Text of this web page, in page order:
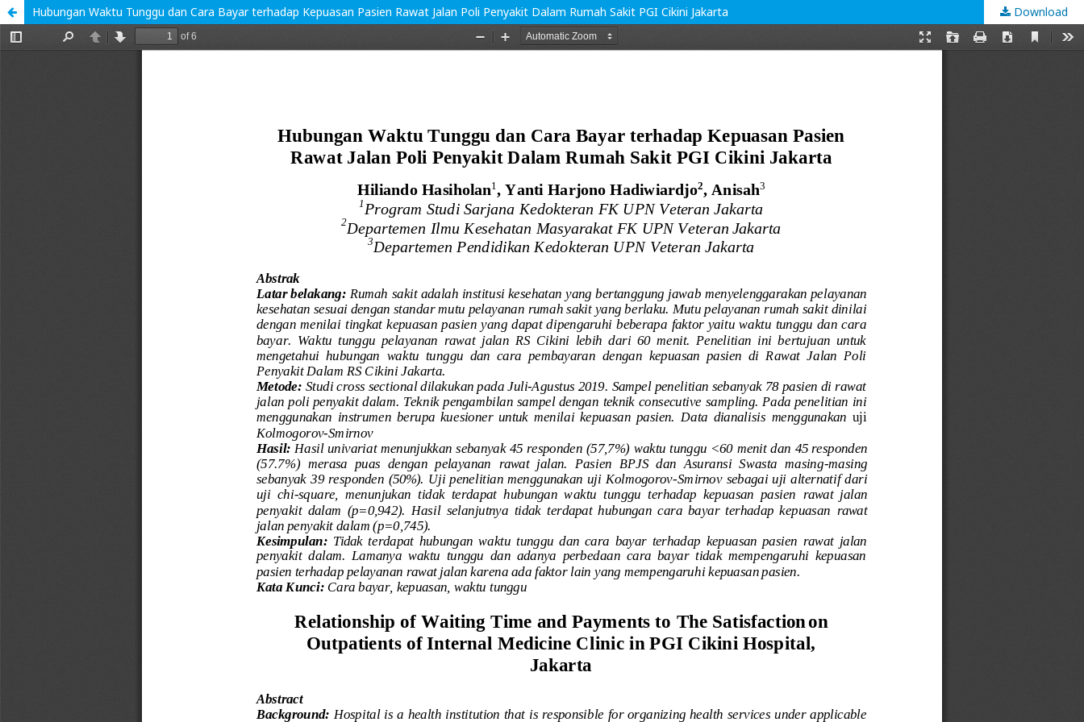
Hubungan Waktu Tunggu dan Cara Bayar terhadap Kepuasan Pasien Rawat Jalan Poli Penyakit Dalam Rumah Sakit PGI Cikini Jakarta Download